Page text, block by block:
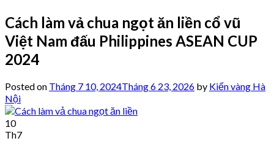
Cách làm vả chua ngọt ăn liền cổ vũ
Việt Nam đấu Philippines ASEAN CUP
2024
Posted on Tháng 7 10, 2024Tháng 6 23, 2026 by Kiến vàng Hà
Nội
10
Th7